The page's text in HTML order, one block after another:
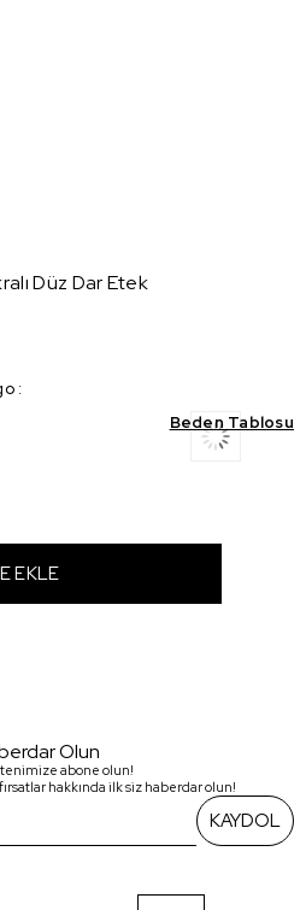
Düz Dar Etek
:
Beden Tablosu
Olun
abone olun!
hakkında ilk siz haberdar olun!
KAYDOL